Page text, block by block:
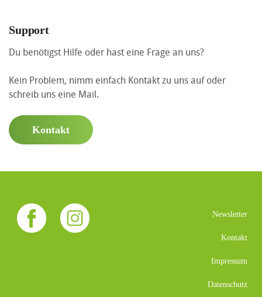
Support
Du benötigst Hilfe oder hast eine Frage an uns?
Kein Problem, nimm einfach Kontakt zu uns auf oder
schreib uns eine Mail.
Kontakt
Newsletter
Kontakt
Impressum
Datenschutz